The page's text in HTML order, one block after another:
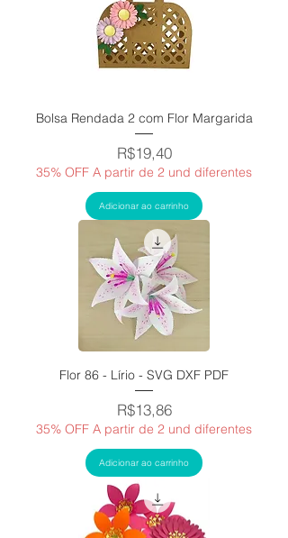
Bolsa Rendada 2 com Flor Margarida
Price
R$19,40
35% OFF A partir de 2 und diferentes
Adicionar ao carrinho
Flor 86 - Lírio - SVG DXF PDF
Price
R$13,86
35% OFF A partir de 2 und diferentes
Adicionar ao carrinho